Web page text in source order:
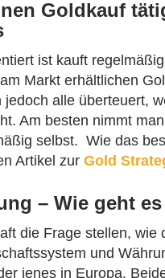
Goldkauf
ist kauft
Markt erhältlichen
alle überteuert,
Am besten nimmt
selbst. Wie das
Artikel zur Gold
– Wie geht
die Frage stellen, wie
und
jenes in Europa.